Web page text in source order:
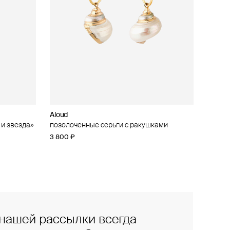
звезда»
Aloud
позолоченные серьги с ракушками
3 800 ₽
рассылки всегда